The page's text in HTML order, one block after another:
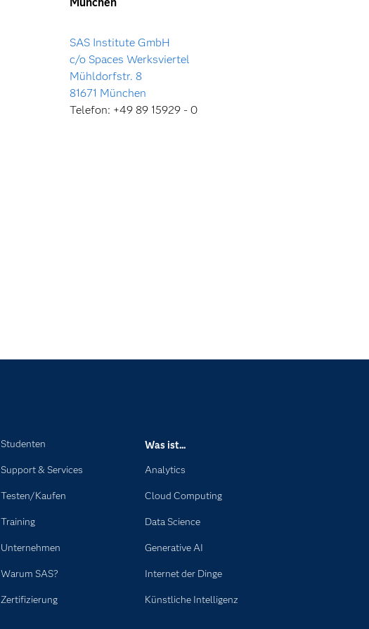
SAS Institute GmbH
c/o Spaces Werksviertel
Mühldorfstr. 8
81671 München
Telefon: +49 89 15929 - 0
Studenten
Support & Services
Testen/Kaufen
Training
Unternehmen
Warum SAS?
Zertifizierung
Was ist...
Analytics
Cloud Computing
Data Science
Generative AI
Internet der Dinge
Künstliche Intelligenz